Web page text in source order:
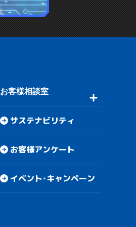
お客様相談室
サステナビリティ
お客様アンケート
イベント・キャンペーン